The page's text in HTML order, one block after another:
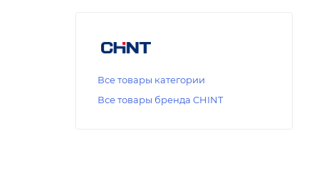
Все товары категории
Все товары бренда CHINT